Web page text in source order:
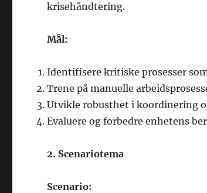
krisehåndtering.
Mål:
Identifisere kritiske prosesser
Trene på manuelle
Utvikle robusthet i koordinering
Evaluere og forbedre enhetens
2. Scenariotema
Scenario: